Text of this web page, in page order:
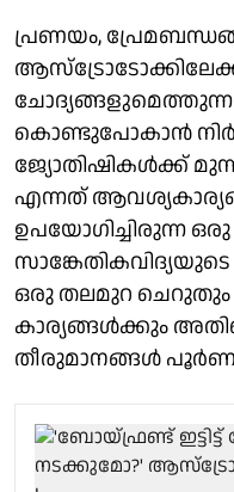
പ്രണയം,
കൊണ്ടുപോകാൻ
ജ്യോതിഷികൾക്ക്
എന്നത്
ഉപയോഗിച്ചിരുന്ന ഒരു
ഒരു തലമുറ ചെറുതും
കാര്യങ്ങൾക്കും
തീരുമാനങ്ങൾ